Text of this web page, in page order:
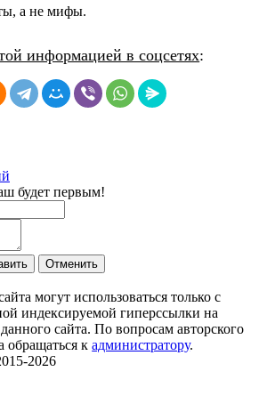
а не мифы.
информацией в соцсетях:
будет первым!
могут использоваться только с
индексируемой гиперссылки на
сайта. По вопросам авторского
обращаться кадминистратору.
2026